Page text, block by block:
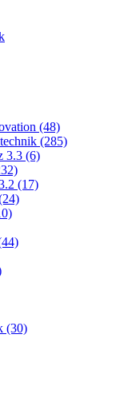
(48)
(285)
3.3 (6)
(17)
(30)